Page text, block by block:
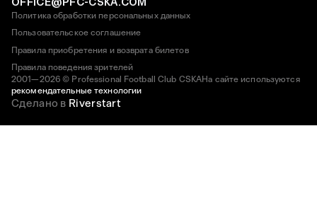
2001—2026 © Professional Football Club CSKAНа сайте используются
рекомендательные технологии
Политика обработки персональных данных
Пользовательское соглашение
Правила приобретения и возврата билетов
Правила поведения зрителей
Сделано в Riverstart